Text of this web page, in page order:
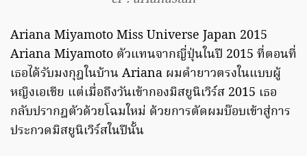
Ariana Miyamoto Miss Universe Japan 2015
Ariana Miyamoto ตัวแทนจากญี่ปุ่นในปี 2015 ที่ตอนที่
เธอได้รับมงกุฎในบ้าน Ariana ผมดำยาวตรงในแบบผู้
หญิงเอเชีย แต่เมื่อถึงวันเข้ากองมิสยูนิเวิร์ส 2015 เธอ
กลับปรากฎตัวด้วยโฉมใหม่ ด้วยการตัดผมบ๊อบเข้าสู่การ
ประกวดมิสยูนิเวิร์สในปีนั้น